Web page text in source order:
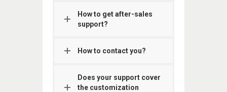
How to get after-sales
support?
How to contact you?
Does your support cover
the customization